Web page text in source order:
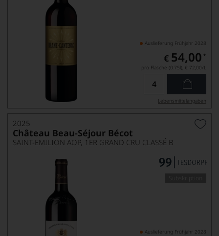
Auslieferung Frühjahr 2028
€ 54,00 *
pro Flasche (0.75l), € 72,00/L
Lebensmittel­angaben
2025
Château Beau-Séjour Bécot
SAINT-EMILION AOP, 1ER GRAND CRU CLASSÉ B
Auslieferung Frühjahr 2028